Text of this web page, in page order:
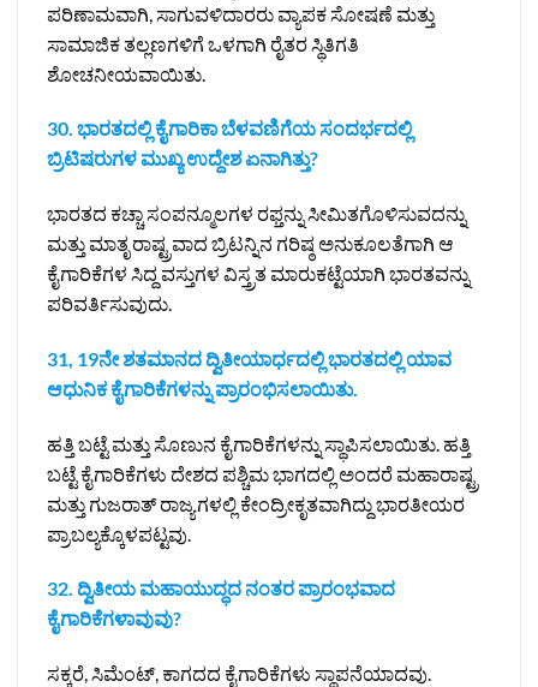
ಪರಿಣಾಮವಾಗಿ, ಸಾಗುವಳಿದಾರರು ವ್ಯಾಪಕ ಸೋಷಣೆ ಮತ್ತು
ಸಾಮಾಜಿಕ ತಲ್ಲಣಗಳಿಗೆ ಒಳಗಾಗಿ ರೈತರ ಸ್ಥಿತಿಗತಿ
ಶೋಚನೀಯವಾಯಿತು.
30. ಭಾರತದಲ್ಲಿ ಕೈಗಾರಿಕಾ ಬೆಳವಣಿಗೆಯ ಸಂದರ್ಭದಲ್ಲಿ
ಬ್ರಿಟಿಷರುಗಳ ಮುಖ್ಯ ಉದ್ದೇಶ ಏನಾಗಿತ್ತು?
ಭಾರತದ ಕಚ್ಚಾ ಸಂಪನ್ಮೂಲಗಳ ರಫ್ತನ್ನು ಸೀಮಿತಗೊಳಿಸುವದನ್ನು
ಮತ್ತು ಮಾತೃ ರಾಷ್ಟ್ರವಾದ ಬ್ರಿಟನ್ನಿನ ಗರಿಷ್ಠ ಅನುಕೂಲತೆಗಾಗಿ ಆ
ಕೈಗಾರಿಕೆಗಳ ಸಿದ್ದ ವಸ್ತುಗಳ ವಿಸ್ತ್ರತ ಮಾರುಕಟ್ಟೆಯಾಗಿ ಭಾರತವನ್ನು
ಪರಿವರ್ತಿಸುವುದು.
31, 19ನೇ ಶತಮಾನದ ದ್ವಿತೀಯಾರ್ಧದಲ್ಲಿ ಭಾರತದಲ್ಲಿ ಯಾವ
ಆಧುನಿಕ ಕೈಗಾರಿಕೆಗಳನ್ನು ಪ್ರಾರಂಭಿಸಲಾಯಿತು.
ಹತ್ತಿ ಬಟ್ಟೆ ಮತ್ತು ಸೊಣುನ ಕೈಗಾರಿಕೆಗಳನ್ನು ಸ್ಥಾಪಿಸಲಾಯಿತು. ಹತ್ತಿ
ಬಟ್ಟೆ ಕೈಗಾರಿಕೆಗಳು ದೇಶದ ಪಶ್ಚಿಮ ಭಾಗದಲ್ಲಿ ಅಂದರೆ ಮಹಾರಾಷ್ಟ್ರ
ಮತ್ತು ಗುಜರಾತ್ ರಾಜ್ಯಗಳಲ್ಲಿ ಕೇಂದ್ರೀಕೃತವಾಗಿದ್ದು ಭಾರತೀಯರ
ಪ್ರಾಬಲ್ಯಕ್ಕೊಳಪಟ್ಟವು.
32. ದ್ವಿತೀಯ ಮಹಾಯುದ್ಧದ ನಂತರ ಪ್ರಾರಂಭವಾದ
ಕೈಗಾರಿಕೆಗಳಾವುವು?
ಸಕ್ಕರೆ, ಸಿಮೆಂಟ್, ಕಾಗದದ ಕೈಗಾರಿಕೆಗಳು ಸ್ಥಾಪನೆಯಾದವು.